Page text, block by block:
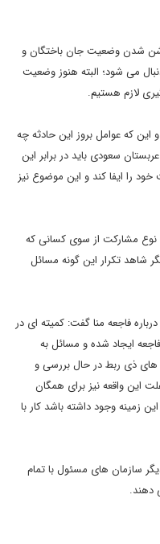
شدن وضعیت جان باختگان و
می شود؛ البته هنوز وضعیت
لازم هستیم.
که عوامل بروز این حادثه چه
سعودی باید در برابر این
را ایفا کند و این موضوع نیز
نوع مشارکت از سوی کسانی که
شاهد تکرار این گونه مسائل
فاجعه منا گفت: کمیته ای در
ایجاد شده و مسائل به
های ذی ربط در حال بررسی و
واقعه نیز برای همگان
زمینه وجود داشته باشد کار با
سازمان های مسئول با تمام
دهند.